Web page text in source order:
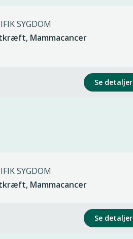
SYGDOM
Mammacancer
Se detaljer
SYGDOM
Mammacancer
Se detaljer